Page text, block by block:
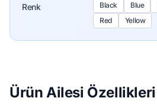
Renk Black Blue
Red
Yellow
Ürün Ailesi Özellikleri